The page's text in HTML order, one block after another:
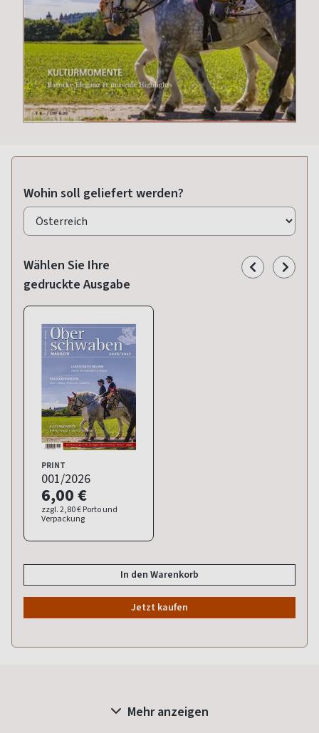
Wohin soll geliefert werden?
Wählen Sie Ihre
gedruckte Ausgabe
PRINT
001/2026
6,00 €
zzgl. 2,80 € Porto und
Verpackung
In den Warenkorb
Jetzt kaufen
Mehr anzeigen